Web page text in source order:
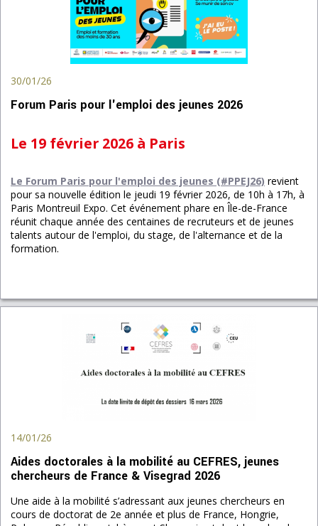
30/01/26
Forum Paris pour l'emploi des jeunes 2026
Le 19 février 2026 à Paris
Le Forum Paris pour l'emploi des jeunes (#PPEJ26) revient
pour sa nouvelle édition le jeudi 19 février 2026, de 10h à 17h, à
Paris Montreuil Expo. Cet événement phare en Île-de-France
réunit chaque année des centaines de recruteurs et de jeunes
talents autour de l'emploi, du stage, de l'alternance et de la
formation.
14/01/26
Aides doctorales à la mobilité au CEFRES, jeunes
chercheurs de France & Visegrad 2026
Une aide à la mobilité s’adressant aux jeunes chercheurs en
cours de doctorat de 2e année et plus de France, Hongrie,